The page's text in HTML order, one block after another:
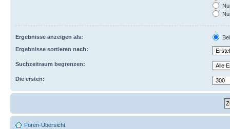
Ergebnisse anzeigen als:
Ergebnisse sortieren nach:
Suchzeitraum begrenzen:
Die ersten:
Foren-Übersicht